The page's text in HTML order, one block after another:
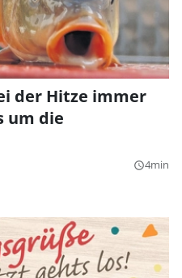
der Hitze immer
um die
query_builder4min